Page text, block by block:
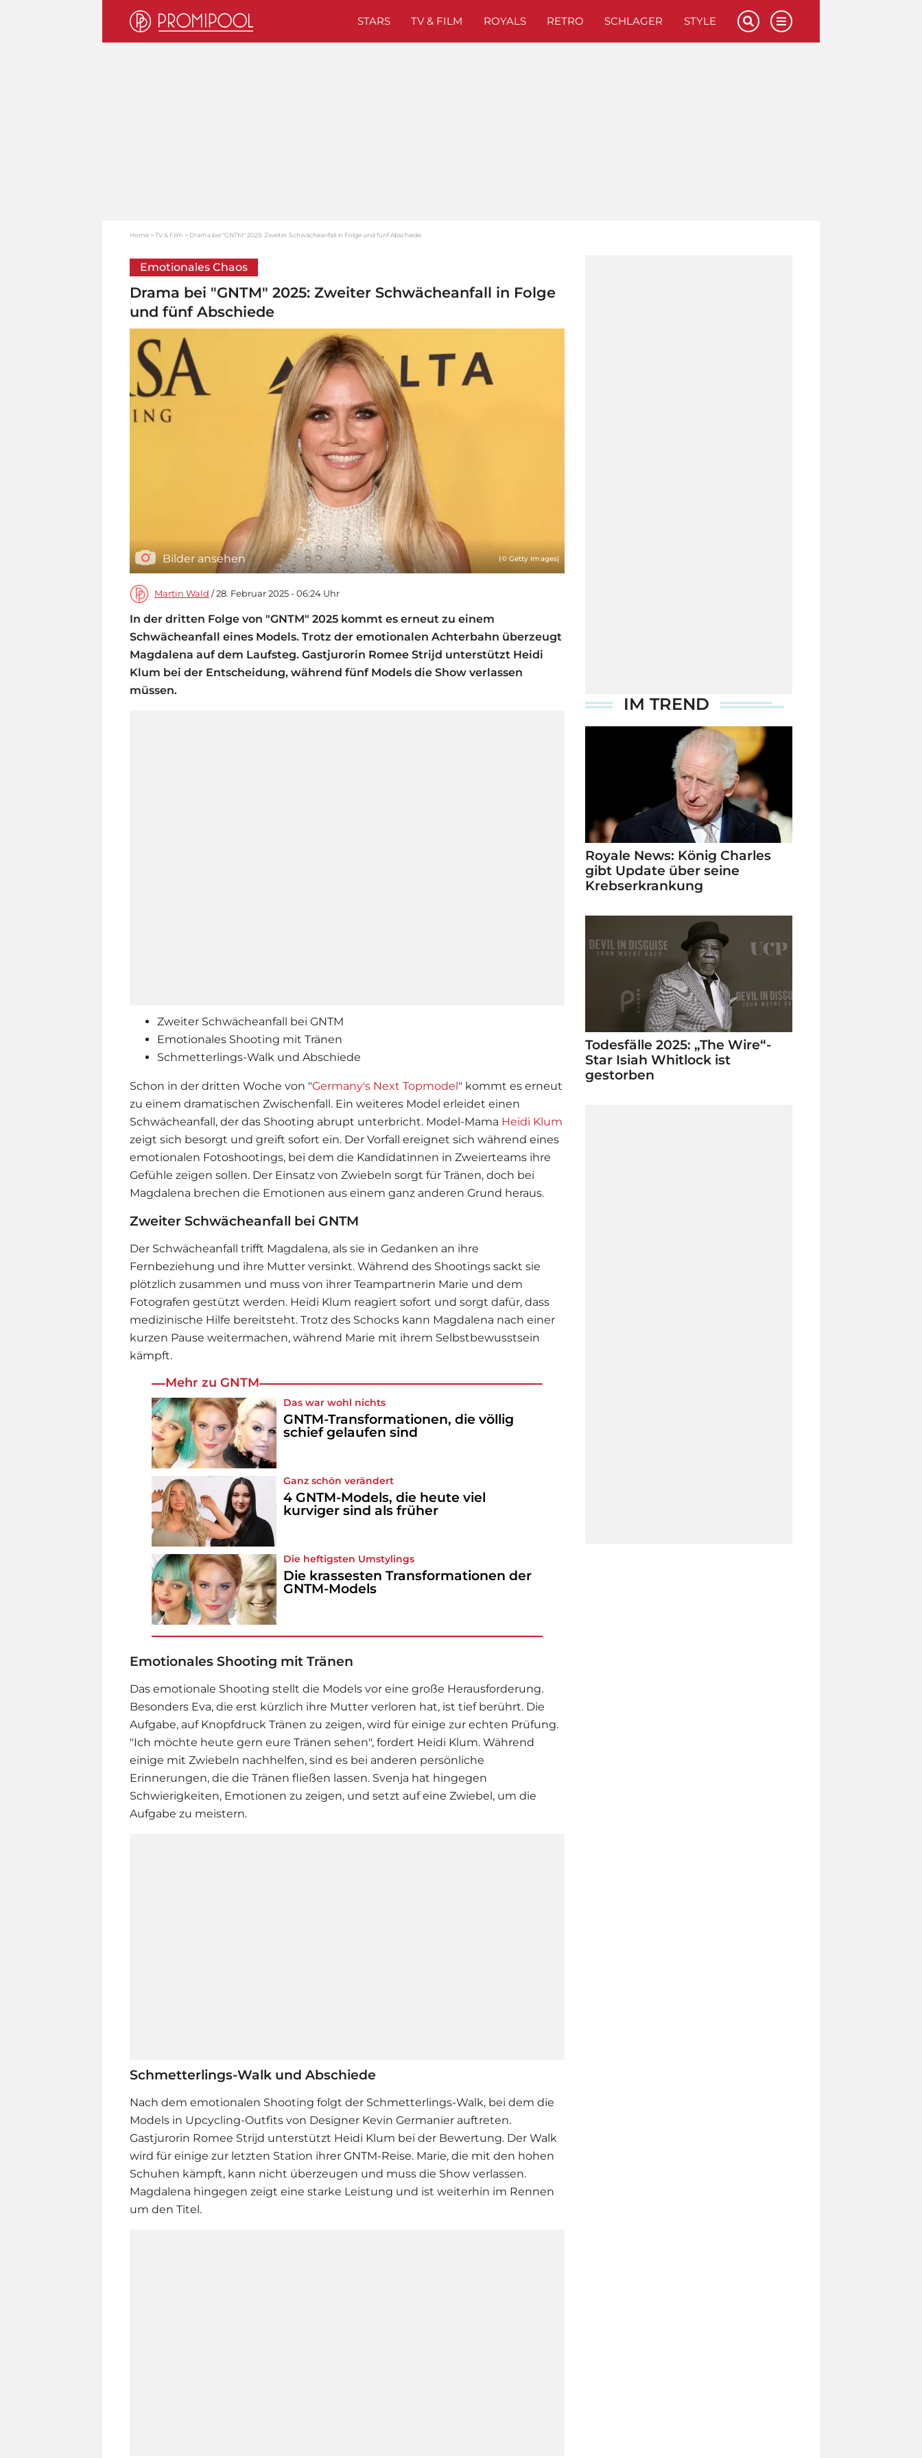
STARS TV & FILM ROYALS RETRO SCHLAGER STYLE
Home TV & Film Drama bei "GNTM" 2025: Zweiter Schwächeanfall in Folge und fünf Abschiede
Emotionales Chaos
Drama bei "GNTM" 2025: Zweiter Schwächeanfall in Folge
und fünf Abschiede
Bilder ansehen (© Getty Images)
Martin Wald / 28. Februar 2025 - 06:24 Uhr
In der dritten Folge von "GNTM" 2025 kommt es erneut zu einem
Schwächeanfall eines Models. Trotz der emotionalen Achterbahn überzeugt
Magdalena auf dem Laufsteg. Gastjurorin Romee Strijd unterstützt Heidi
Klum bei der Entscheidung, während fünf Models die Show verlassen
müssen.
Zweiter Schwächeanfall bei GNTM
Emotionales Shooting mit Tränen
Schmetterlings-Walk und Abschiede
Schon in der dritten Woche von "Germany's Next Topmodel" kommt es erneut
zu einem dramatischen Zwischenfall. Ein weiteres Model erleidet einen
Schwächeanfall, der das Shooting abrupt unterbricht. Model-Mama Heidi Klum
zeigt sich besorgt und greift sofort ein. Der Vorfall ereignet sich während eines
emotionalen Fotoshootings, bei dem die Kandidatinnen in Zweierteams ihre
Gefühle zeigen sollen. Der Einsatz von Zwiebeln sorgt für Tränen, doch bei
Magdalena brechen die Emotionen aus einem ganz anderen Grund heraus.
Zweiter Schwächeanfall bei GNTM
Der Schwächeanfall trifft Magdalena, als sie in Gedanken an ihre
Fernbeziehung und ihre Mutter versinkt. Während des Shootings sackt sie
plötzlich zusammen und muss von ihrer Teampartnerin Marie und dem
Fotografen gestützt werden. Heidi Klum reagiert sofort und sorgt dafür, dass
medizinische Hilfe bereitsteht. Trotz des Schocks kann Magdalena nach einer
kurzen Pause weitermachen, während Marie mit ihrem Selbstbewusstsein
kämpft.
Mehr zu GNTM
Das war wohl nichts
GNTM-Transformationen, die völlig
schief gelaufen sind
Ganz schön verändert
4 GNTM-Models, die heute viel
kurviger sind als früher
Die heftigsten Umstylings
Die krassesten Transformationen der
GNTM-Models
Emotionales Shooting mit Tränen
Das emotionale Shooting stellt die Models vor eine große Herausforderung.
Besonders Eva, die erst kürzlich ihre Mutter verloren hat, ist tief berührt. Die
Aufgabe, auf Knopfdruck Tränen zu zeigen, wird für einige zur echten Prüfung.
"Ich möchte heute gern eure Tränen sehen", fordert Heidi Klum. Während
einige mit Zwiebeln nachhelfen, sind es bei anderen persönliche
Erinnerungen, die die Tränen fließen lassen. Svenja hat hingegen
Schwierigkeiten, Emotionen zu zeigen, und setzt auf eine Zwiebel, um die
Aufgabe zu meistern.
Schmetterlings-Walk und Abschiede
Nach dem emotionalen Shooting folgt der Schmetterlings-Walk, bei dem die
Models in Upcycling-Outfits von Designer Kevin Germanier auftreten.
Gastjurorin Romee Strijd unterstützt Heidi Klum bei der Bewertung. Der Walk
wird für einige zur letzten Station ihrer GNTM-Reise. Marie, die mit den hohen
Schuhen kämpft, kann nicht überzeugen und muss die Show verlassen.
Magdalena hingegen zeigt eine starke Leistung und ist weiterhin im Rennen
um den Titel.
IM TREND
Royale News: König Charles
gibt Update über seine
Krebserkrankung
Todesfälle 2025: „The Wire“-
Star Isiah Whitlock ist
gestorben